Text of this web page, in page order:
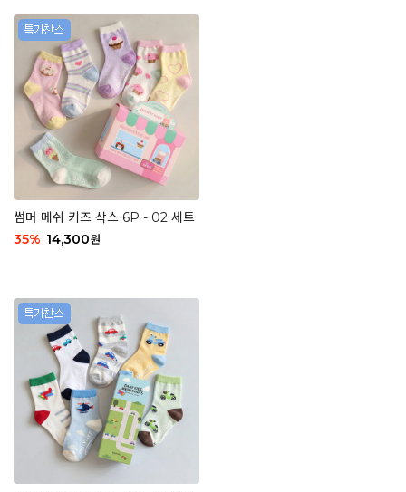
썸머 메쉬 키즈 삭스 6P - 02 세트
35% 14,300원